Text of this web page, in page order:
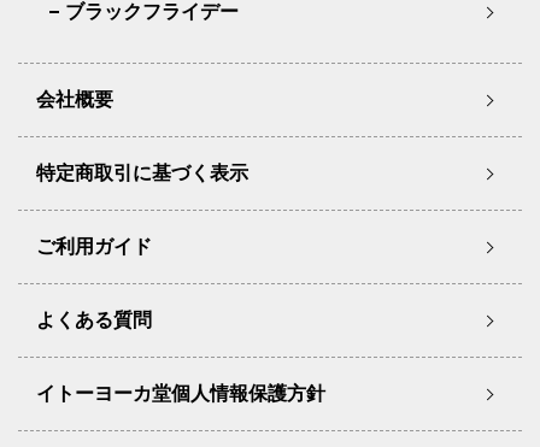
ブラックフライデー
会社概要
特定商取引に基づく表示
ご利用ガイド
よくある質問
イトーヨーカ堂個人情報保護方針